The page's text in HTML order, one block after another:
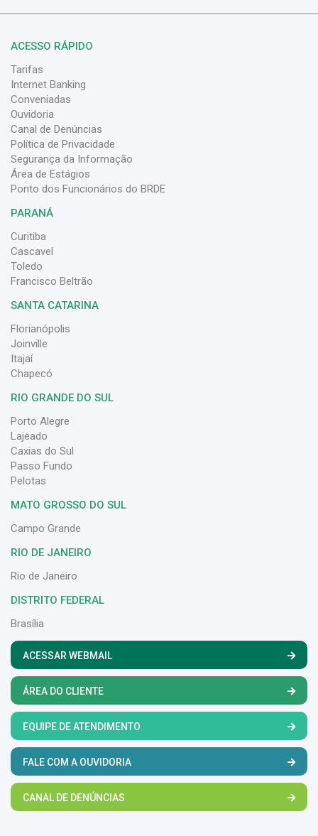
ACESSO RÁPIDO
Tarifas
Internet Banking
Conveniadas
Ouvidoria
Canal de Denúncias
Política de Privacidade
Segurança da Informação
Área de Estágios
Ponto dos Funcionários do BRDE
PARANÁ
Curitiba
Cascavel
Toledo
Francisco Beltrão
SANTA CATARINA
Florianópolis
Joinville
Itajaí
Chapecó
RIO GRANDE DO SUL
Porto Alegre
Lajeado
Caxias do Sul
Passo Fundo
Pelotas
MATO GROSSO DO SUL
Campo Grande
RIO DE JANEIRO
Rio de Janeiro
DISTRITO FEDERAL
Brasília
ACESSAR WEBMAIL
ÁREA DO CLIENTE
EQUIPE DE ATENDIMENTO
FALE COM A OUVIDORIA
CANAL DE DENÚNCIAS